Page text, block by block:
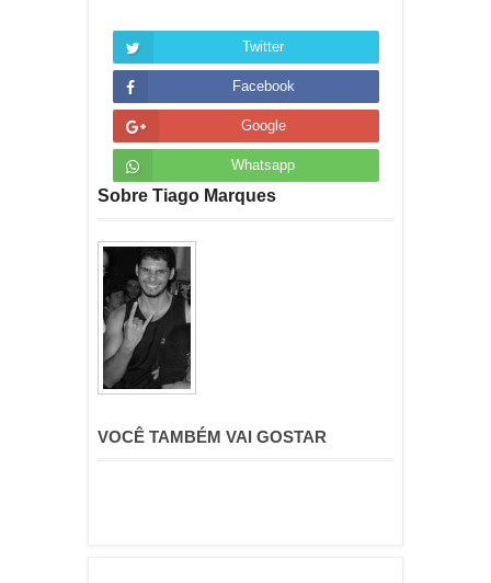
Twitter
Facebook
Google
Whatsapp
Sobre Tiago Marques
VOCÊ TAMBÉM VAI GOSTAR